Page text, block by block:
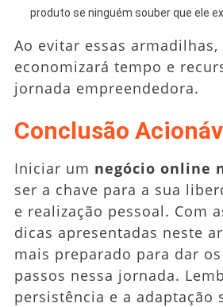
produto se ninguém souber que ele
Ao evitar essas armadilhas,
economizará tempo e
jornada empreendedora.
Conclusão
Iniciar um negócio online
ser a chave para a sua
e realização pessoal. Com
dicas apresentadas neste
mais preparado para dar
passos nessa jornada.
persistência e a adaptação